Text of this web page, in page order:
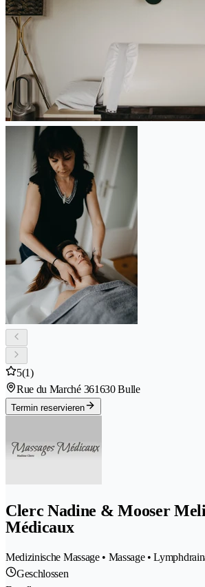
5(1)
Rue du Marché 361630 Bulle
Termin reservieren
Clerc Nadine & Mooser
Médicaux
Medizinische Massage • Massage •
Geschlossen